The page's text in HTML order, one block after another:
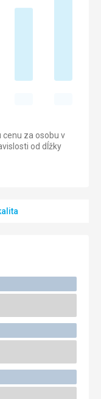
za osobu v
od dĺžky